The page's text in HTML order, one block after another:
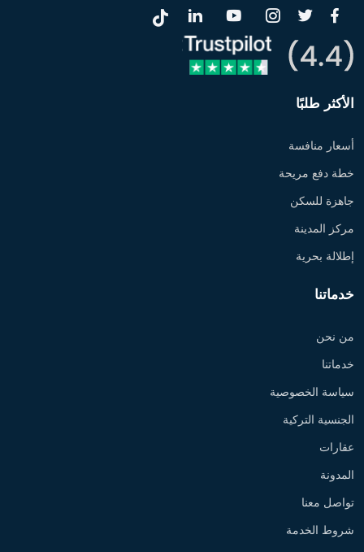
الأكثر طلبًا
أسعار منافسة
خطة دفع مريحة
جاهزة للسكن
مركز المدينة
إطلالة بحرية
خدماتنا
من نحن
خدماتنا
سياسة الخصوصية
الجنسية التركية
عقارات
المدونة
تواصل معنا
شروط الخدمة